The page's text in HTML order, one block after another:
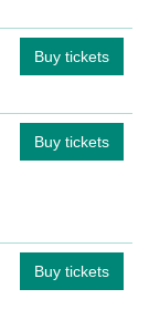
Buy tickets
Buy tickets
Buy tickets